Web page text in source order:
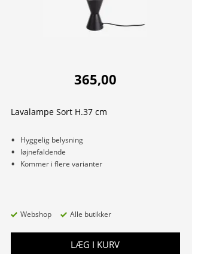
365,00
Lavalampe Sort H.37 cm
Hyggelig belysning
Iøjnefaldende
Kommer i flere varianter
Webshop Alle butikker
LÆG I KURV